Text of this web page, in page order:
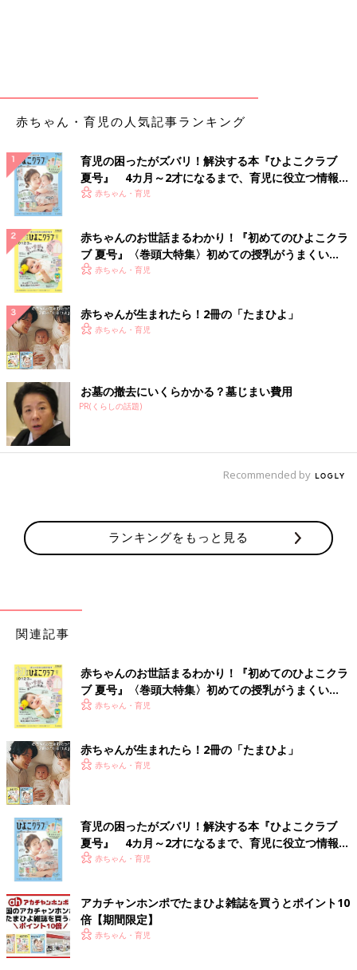
赤ちゃん・育児の人気記事ランキング
育児の困ったがズバリ！解決する本『ひよこクラブ
夏号』 4カ月～2才になるまで、育児に役立つ情報が
いっぱい！
赤ちゃん・育児
赤ちゃんのお世話まるわかり！『初めてのひよこクラ
ブ 夏号』〈巻頭大特集〉初めての授乳がうまくい
く！ おっぱい・ミルクの基本と夏のトラブル 解決テ
赤ちゃん・育児
赤ちゃんが生まれたら！2冊の「たまひよ」
赤ちゃん・育児
お墓の撤去にいくらかかる？墓じまい費用
PR(くらしの話題)
Recommended by
ランキングをもっと見る
関連記事
赤ちゃんのお世話まるわかり！『初めてのひよこクラ
ブ 夏号』〈巻頭大特集〉初めての授乳がうまくい
く！ おっぱい・ミルクの基本と夏のトラブル 解決テ
赤ちゃん・育児
赤ちゃんが生まれたら！2冊の「たまひよ」
赤ちゃん・育児
育児の困ったがズバリ！解決する本『ひよこクラブ
夏号』 4カ月～2才になるまで、育児に役立つ情報が
いっぱい！
赤ちゃん・育児
アカチャンホンポでたまひよ雑誌を買うとポイント10
倍【期間限定】
赤ちゃん・育児